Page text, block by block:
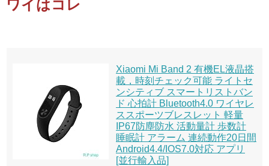
ワイはコレ
Xiaomi Mi Band 2 有機EL液晶搭
載，時刻チェック可能 ライトセ
ンシティブ スマートリストバン
ド 心拍計 Bluetooth4.0 ワイヤレ
ススポーツブレスレット 軽量
IP67防塵防水 活動量計 歩数計
睡眠計 アラーム 連続動作20日間
Android4.4/IOS7.0対応 アプリ
[並行輸入品]